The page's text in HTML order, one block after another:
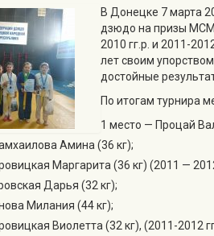
В Донецке 7 марта
дзюдо на призы
2010 гг.р. и 2011-
лет своим
достойные
По итогам турнира
1 место — Процай
Амина (36 кг);
Маргарита (36 кг) (2011 —
Дарья (32 кг);
Милания (44 кг);
Виолетта (32 кг), (2011-2012